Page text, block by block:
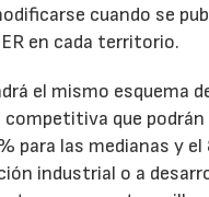
cuando se
en cada territorio.
el mismo esquema
que
para las medianas y
industrial o a